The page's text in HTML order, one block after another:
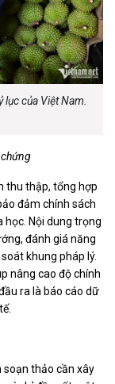
lục của Việt Nam.
thu thập, tổng hợp
đảm chính sách
Nội dung trọng
đánh giá năng
khung pháp lý.
nâng cao độ chính
ra là báo cáo dữ
soạn thảo cần xây